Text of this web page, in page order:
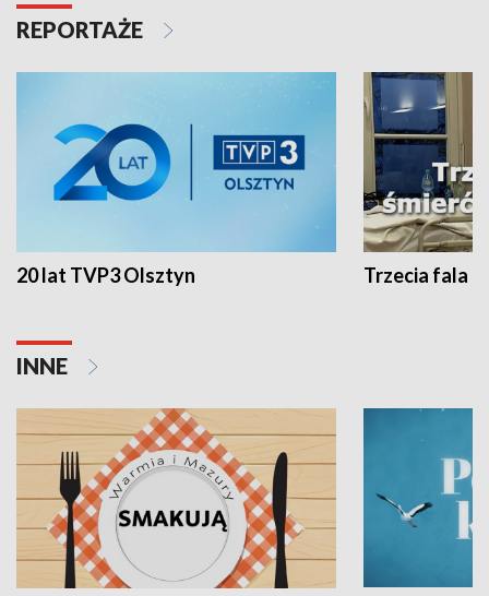
REPORTAŻE
20 lat TVP3 Olsztyn Trzecia fala -
INNE